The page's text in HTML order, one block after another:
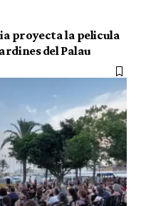
proyecta la pelicula
del Palau